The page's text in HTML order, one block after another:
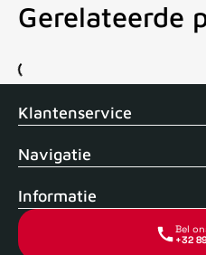
Gerelateerde
Voor 15uur besteld, zelfde
Klantenservice
Navigatie
Informatie
Bel
+32